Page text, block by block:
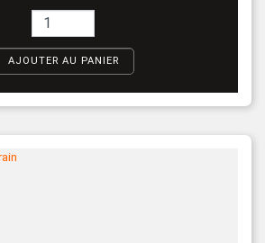
AJOUTER AU PANIER